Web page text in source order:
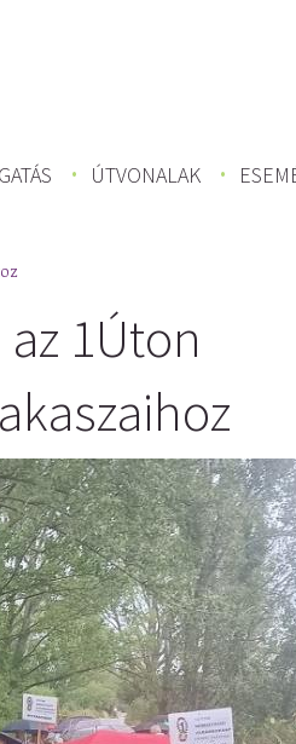
ÚTVONALAK
1Úton